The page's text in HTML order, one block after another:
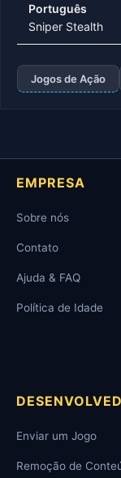
Português
Sniper Stealth
Jogos de Ação
EMPRESA
Sobre nós
Contato
Ajuda & FAQ
Política de Idade
Enviar um Jogo
Remoção de